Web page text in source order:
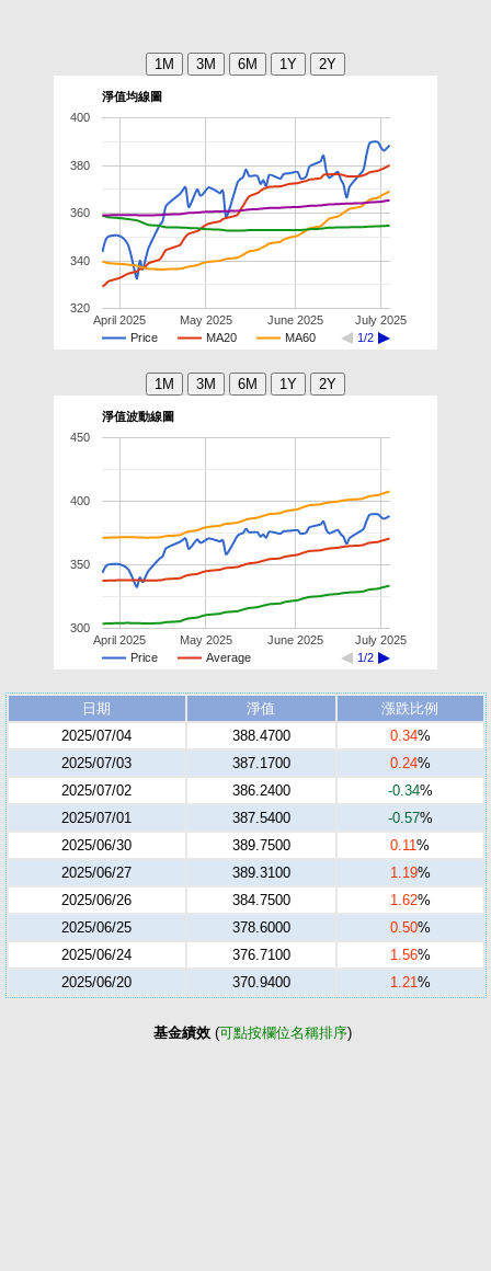
淨值均線圖
Price MA20 MA60 1/2
April 2025 May 2025 June 2025 July 2025
320
340
360
380
400
淨值波動線圖
Price Average 1/2
April 2025 May 2025 June 2025 July 2025
300
350
400
450
日期 淨值
漲跌比例
2025/07/04
388.4700 0.34%
2025/07/03
387.1700 0.24%
2025/07/02
386.2400 -0.34%
2025/07/01
387.5400 -0.57%
2025/06/30
389.7500 0.11%
2025/06/27
389.3100 1.19%
2025/06/26
384.7500 1.62%
2025/06/25
378.6000 0.50%
2025/06/24
376.7100 1.56%
2025/06/20
370.9400 1.21%
基金績效(可點按欄位名稱排序)